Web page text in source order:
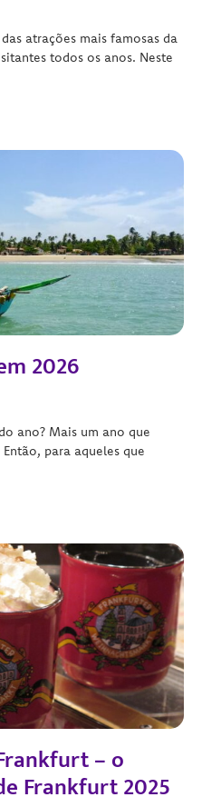
atrações mais famosas da
todos os anos. Neste
2026
ano? Mais um ano que
para aqueles que
– o
Frankfurt 2025